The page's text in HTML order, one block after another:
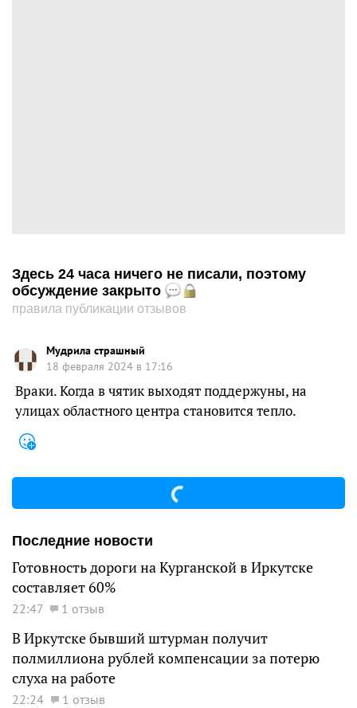
Здесь 24 часа ничего не писали, поэтому
обсуждение закрыто
правила публикации отзывов
Мудрила страшный
18 февраля 2024 в 17:16
Враки. Когда в чятик выходят поддержуны, на
улицах областного центра становится тепло.
Последние новости
Готовность дороги на Курганской в Иркутске
составляет 60%
22:47 1 отзыв
В Иркутске бывший штурман получит
полмиллиона рублей компенсации за потерю
слуха на работе
22:24 1 отзыв